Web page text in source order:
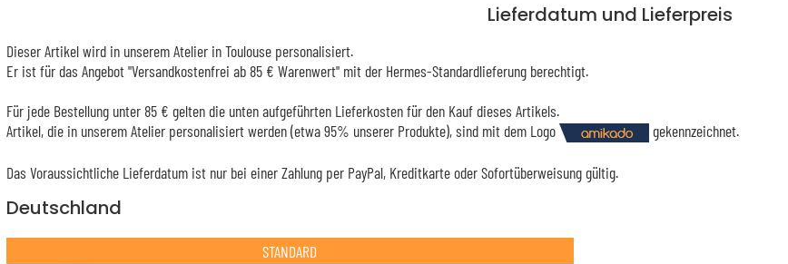
Lieferdatum und Lieferpreis
Dieser Artikel wird in unserem Atelier in Toulouse personalisiert.
Er ist für das Angebot "Versandkostenfrei ab 85 € Warenwert" mit der Hermes-Standardlieferung berechtigt.
Für jede Bestellung unter 85 € gelten die unten aufgeführten Lieferkosten für den Kauf dieses Artikels.
Artikel, die in unserem Atelier personalisiert werden (etwa 95% unserer Produkte), sind mit dem Logo
gekennzeichnet.
Das Voraussichtliche Lieferdatum ist nur bei einer Zahlung per PayPal, Kreditkarte oder Sofortüberweisung gültig.
Deutschland
STANDARD